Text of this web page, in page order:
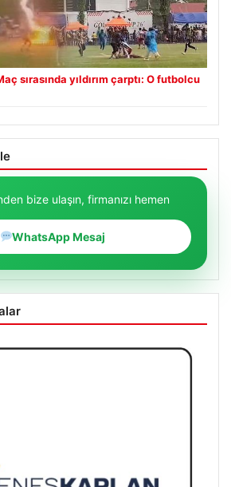
sırasında yıldırım çarptı: O futbolcu
bize ulaşın, firmanızı hemen
WhatsApp Mesaj